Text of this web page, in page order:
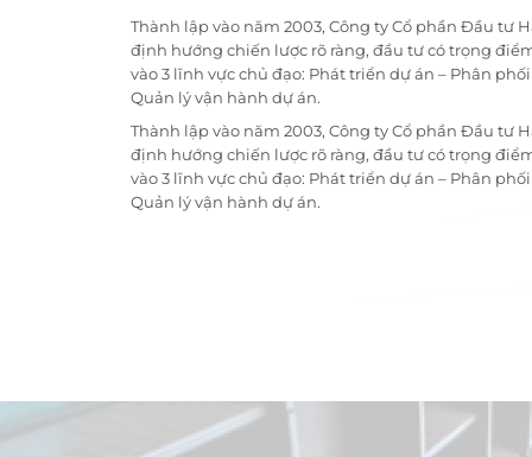
Thành lập vào năm 2003, Công ty Cổ phần Đầu tư
định hướng chiến lược rõ ràng, đầu tư có trọng
vào 3 lĩnh vực chủ đạo: Phát triển dự án – Phân
Quản lý vận hành dự án.
Thành lập vào năm 2003, Công ty Cổ phần Đầu tư
định hướng chiến lược rõ ràng, đầu tư có trọng
vào 3 lĩnh vực chủ đạo: Phát triển dự án – Phân
Quản lý vận hành dự án.